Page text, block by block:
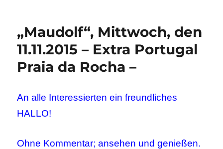
„Maudolf“, Mittwoch, den
11.11.2015 – Extra Portugal
Praia da Rocha –
An alle Interessierten ein freundliches
HALLO!
Ohne Kommentar; ansehen und genießen.